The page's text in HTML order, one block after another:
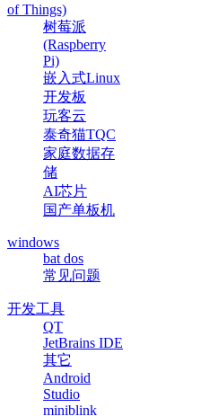
of Things)
树莓派
(Raspberry
Pi)
嵌入式Linux
开发板
玩客云
泰奇猫TQC
家庭数据存
储
AI芯片
国产单板机
windows
bat dos
常见问题
开发工具
QT
JetBrains IDE
其它
Android
Studio
miniblink